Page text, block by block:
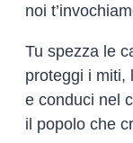
noi
Tu spezza le
proteggi i miti,
e conduci nel
il popolo che